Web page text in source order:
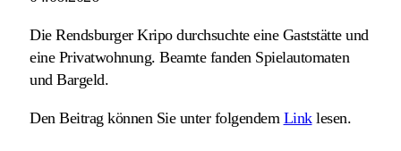
Die Rendsburger Kripo durchsuchte eine Gaststätte und
eine Privatwohnung. Beamte fanden Spielautomaten
und Bargeld.
Den Beitrag können Sie unter folgendem Linklesen.